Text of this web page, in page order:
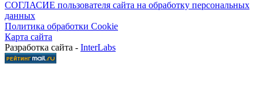
СОГЛАСИЕ пользователя сайта на обработку персональных
данных
Политика обработки Cookie
Карта сайта
Разработка сайта - InterLabs